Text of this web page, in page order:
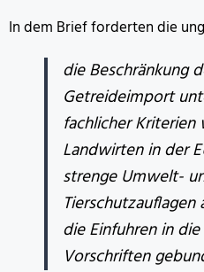
In dem Brief forderten die
die Beschränkung
Getreideimport
fachlicher
Landwirten in der
strenge Umwelt-
die Einfuhren in
Vorschriften